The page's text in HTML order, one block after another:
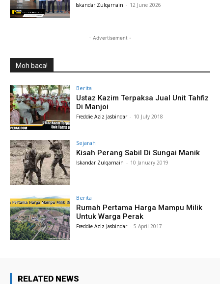
Iskandar Zulqarnain - 12 June 2026
- Advertisement -
Moh baca!
Berita
Ustaz Kazim Terpaksa Jual Unit Tahfiz
Di Manjoi
Freddie Aziz Jasbindar - 10 July 2018
Sejarah
Kisah Perang Sabil Di Sungai Manik
Iskandar Zulqarnain - 10 January 2019
Berita
Rumah Pertama Harga Mampu Milik
Untuk Warga Perak
Freddie Aziz Jasbindar - 5 April 2017
RELATED NEWS